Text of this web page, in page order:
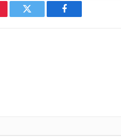
فيسبوك تويتر